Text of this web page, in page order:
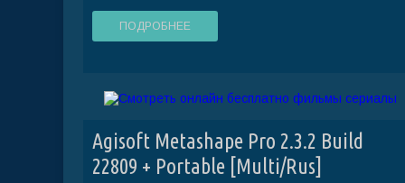
ПОДРОБНЕЕ
Agisoft Metashape Pro 2.3.2 Build
22809 + Portable [Multi/Rus]